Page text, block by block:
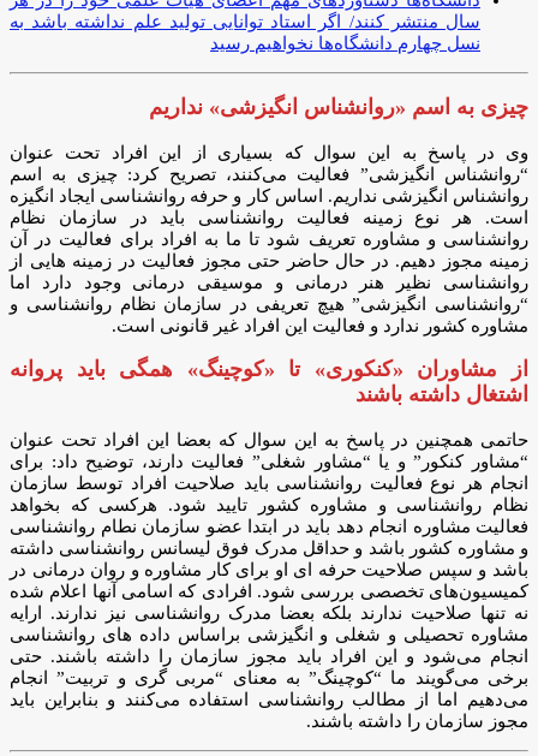
سال منتشر کنند/ اگر استاد توانایی تولید علم نداشته باشد به
نسل چهارم دانشگاه‌ها نخواهیم رسید
چیزی به اسم «روانشناس انگیزشی» نداریم
وی در پاسخ به این سوال که بسیاری از این افراد تحت عنوان
“روانشناس انگیزشی” فعالیت می‌کنند، تصریح کرد: چیزی به اسم
روانشناس انگیزشی نداریم. اساس کار و حرفه روانشناسی ایجاد انگیزه
است. هر نوع زمینه فعالیت روانشناسی باید در سازمان نظام
روانشناسی و مشاوره تعریف شود تا ما به افراد برای فعالیت در آن
زمینه مجوز دهیم. در حال حاضر حتی مجوز فعالیت در زمینه هایی از
روانشناسی نظیر هنر درمانی و موسیقی درمانی وجود دارد اما
“روانشناسی انگیزشی” هیچ تعریفی در سازمان نظام روانشناسی و
مشاوره کشور ندارد و فعالیت این افراد غیر قانونی است.
از مشاوران «کنکوری» تا «کوچینگ» همگی باید پروانه
اشتغال داشته باشند
حاتمی همچنین در پاسخ به این سوال که بعضا این افراد تحت عنوان
“مشاور کنکور” و یا “مشاور شغلی” فعالیت دارند، توضیح داد: برای
انجام هر نوع فعالیت روانشناسی باید صلاحیت افراد توسط سازمان
نظام روانشناسی و مشاوره کشور تایید شود. هرکسی که بخواهد
فعالیت مشاوره انجام دهد باید در ابتدا عضو سازمان نطام روانشناسی
و مشاوره کشور باشد و حداقل مدرک فوق لیسانس روانشناسی داشته
باشد و سپس صلاحیت حرفه ای او برای کار مشاوره و روان درمانی در
کمیسیون‌های تخصصی بررسی شود. افرادی که اسامی آنها اعلام شده
نه تنها صلاحیت ندارند بلکه بعضا مدرک روانشناسی نیز ندارند. ارایه
مشاوره تحصیلی و شغلی و انگیزشی براساس داده های روانشناسی
انجام می‌شود و این افراد باید مجوز سازمان را داشته باشند. حتی
برخی می‌گویند ما “کوچینگ” به معنای “مربی گری و تربیت” انجام
می‌دهیم اما از مطالب روانشناسی استفاده می‌کنند و بنابراین باید
مجوز سازمان را داشته باشند.